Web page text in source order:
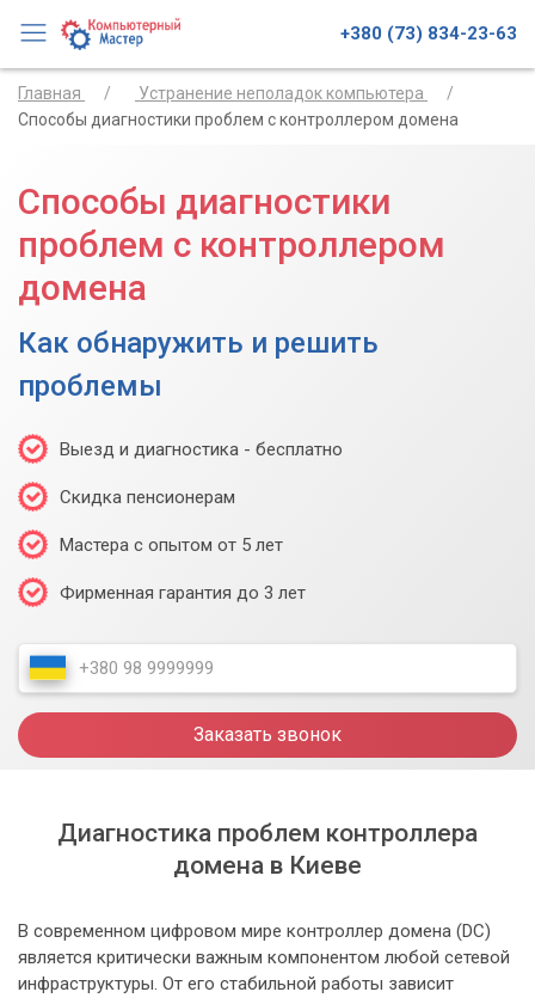
+380 (73) 834-23-63
Главная
Устранение неполадок компьютера
Способы диагностики проблем с контроллером домена
Способы диагностики
проблем с контроллером
домена
Как обнаружить и решить
проблемы
Выезд и диагностика - бесплатно
Скидка пенсионерам
Мастера с опытом от 5 лет
Фирменная гарантия до 3 лет
Заказать звонок
Диагностика проблем контроллера
домена в Киеве
В современном цифровом мире контроллер домена (DC)
является критически важным компонентом любой сетевой
инфраструктуры. От его стабильной работы зависит